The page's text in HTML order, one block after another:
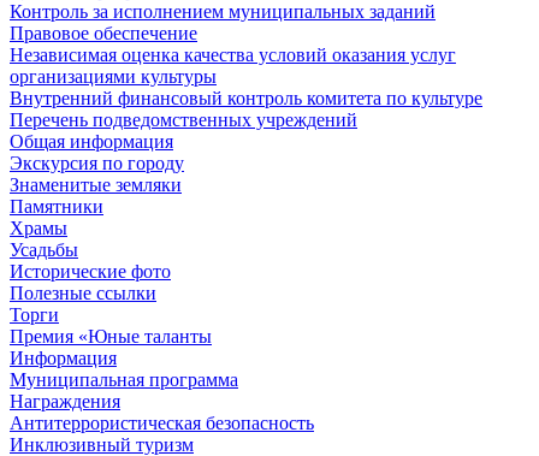
Контроль за исполнением муниципальных заданий
Правовое обеспечение
Независимая оценка качества условий оказания услуг
организациями культуры
Внутренний финансовый контроль комитета по культуре
Перечень подведомственных учреждений
Общая информация
Экскурсия по городу
Знаменитые земляки
Памятники
Храмы
Усадьбы
Исторические фото
Полезные ссылки
Торги
Премия «Юные таланты
Информация
Муниципальная программа
Награждения
Антитеррористическая безопасность
Инклюзивный туризм